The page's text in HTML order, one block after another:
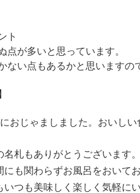
ト
点が多いと思っています。
ない点もあるかと思いますの
おじゃましました。おいし
名札もありがとうございます。
にも関わらずお風呂をおいて
いつも美味しく楽しく気軽に